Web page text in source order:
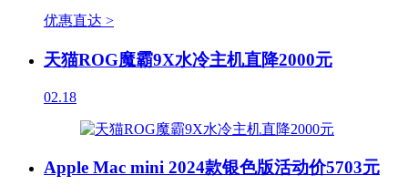
优惠直达 >
天猫ROG魔霸9X水冷主机直降2000元
02.18
Apple Mac mini 2024款银色版活动价5703元